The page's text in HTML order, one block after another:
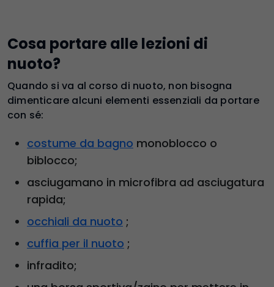
Cosa portare alle lezioni di
nuoto?
Quando si va al corso di nuoto, non bisogna
dimenticare alcuni elementi essenziali da portare
con sé:
costume da bagno monoblocco o
biblocco;
asciugamano in microfibra ad asciugatura
rapida;
occhiali da nuoto ;
cuffia per il nuoto ;
infradito;